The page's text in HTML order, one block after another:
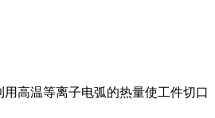
高温等离子电弧的热量使工件切口